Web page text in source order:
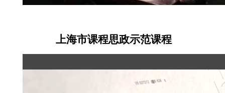
上海市课程思政示范课程